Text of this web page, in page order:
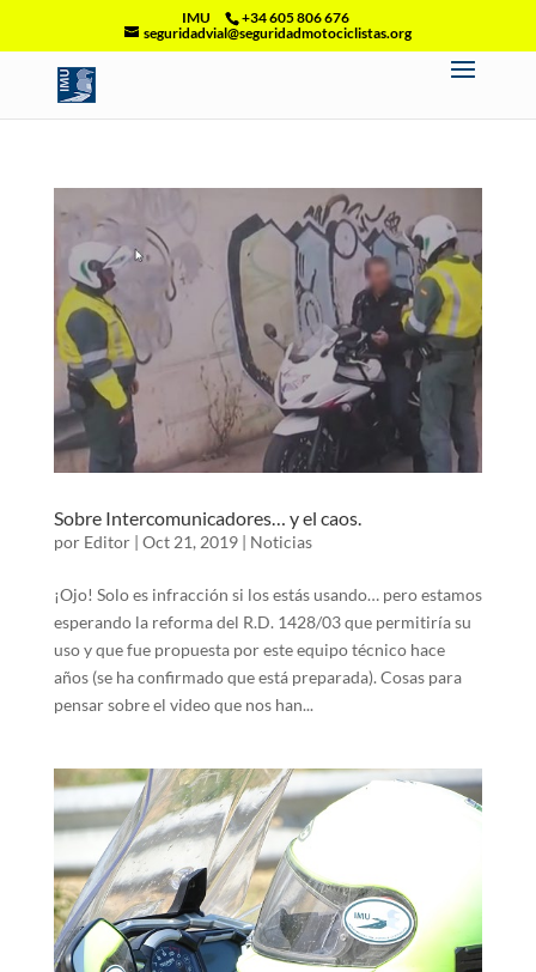
IMU
+34 605 806 676
seguridadvial@seguridadmotociclistas.org
Sobre Intercomunicadores… y el caos.
por Editor| Oct 21, 2019| Noticias
¡Ojo! Solo es infracción si los estás usando… pero estamos
esperando la reforma del R.D. 1428/03 que permitiría su
uso y que fue propuesta por este equipo técnico hace
años (se ha confirmado que está preparada). Cosas para
pensar sobre el video que nos han...